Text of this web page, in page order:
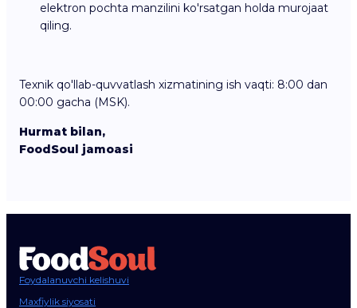
elektron pochta manzilini ko'rsatgan holda murojaat
qiling.
Texnik qo'llab-quvvatlash xizmatining ish vaqti: 8:00 dan
00:00 gacha (MSK).
Hurmat bilan,
FoodSoul jamoasi
Foydalanuvchi kelishuvi
Maxfiylik siyosati